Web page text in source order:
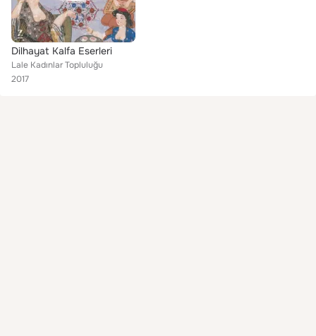
Dilhayat Kalfa Eserleri
Lale Kadınlar Topluluğu
2017